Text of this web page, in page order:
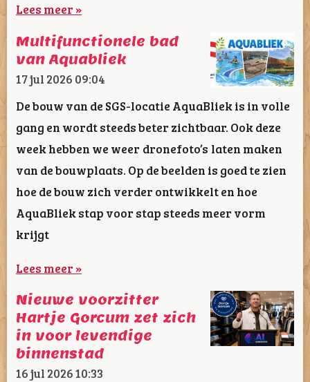
Lees meer »
Multifunctionele bad
van Aquabliek
17 jul 2026 09:04
De bouw van de SGS-locatie AquaBliek is in volle
gang en wordt steeds beter zichtbaar. Ook deze
week hebben we weer dronefoto’s laten maken
van de bouwplaats. Op de beelden is goed te zien
hoe de bouw zich verder ontwikkelt en hoe
AquaBliek stap voor stap steeds meer vorm
krijgt
Lees meer »
Nieuwe voorzitter
Hartje Gorcum zet zich
in voor levendige
binnenstad
16 jul 202610:33